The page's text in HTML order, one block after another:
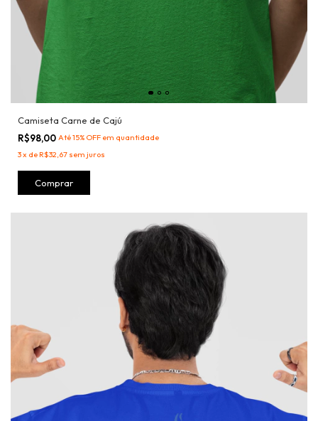
Camiseta Carne de Cajú
R$98,00 Até 15% OFF em quantidade
3x deR$32,67 sem juros
Comprar